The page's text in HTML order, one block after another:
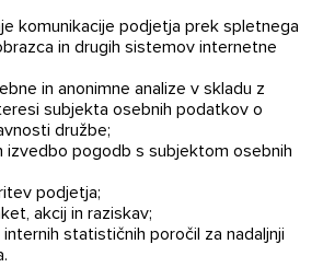
komunikacije podjetja prek spletnega
in drugih sistemov internetne
in anonimne analize v skladu z
subjekta osebnih podatkov o
družbe;
izvedbo pogodb s subjektom osebnih
podjetja;
akcij in raziskav;
statističnih poročil za nadaljnji